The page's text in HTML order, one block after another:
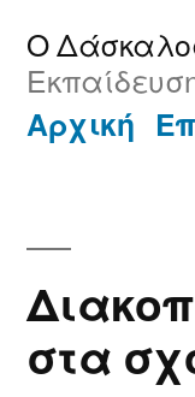
στο
περιεχόμενο
Ο
Αρχική
στα